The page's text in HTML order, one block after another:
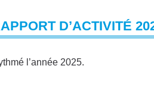
D’ACTIVITÉ
l’année 2025.